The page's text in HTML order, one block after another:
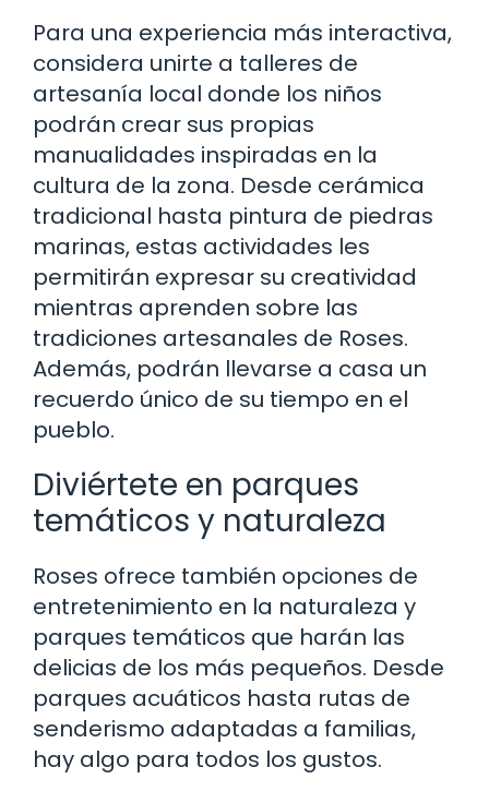
Para una experiencia más interactiva,
considera unirte a talleres de
artesanía local donde los niños
podrán crear sus propias
manualidades inspiradas en la
cultura de la zona. Desde cerámica
tradicional hasta pintura de piedras
marinas, estas actividades les
permitirán expresar su creatividad
mientras aprenden sobre las
tradiciones artesanales de Roses.
Además, podrán llevarse a casa un
recuerdo único de su tiempo en el
pueblo.
Diviértete en parques
temáticos y naturaleza
Roses ofrece también opciones de
entretenimiento en la naturaleza y
parques temáticos que harán las
delicias de los más pequeños. Desde
parques acuáticos hasta rutas de
senderismo adaptadas a familias,
hay algo para todos los gustos.